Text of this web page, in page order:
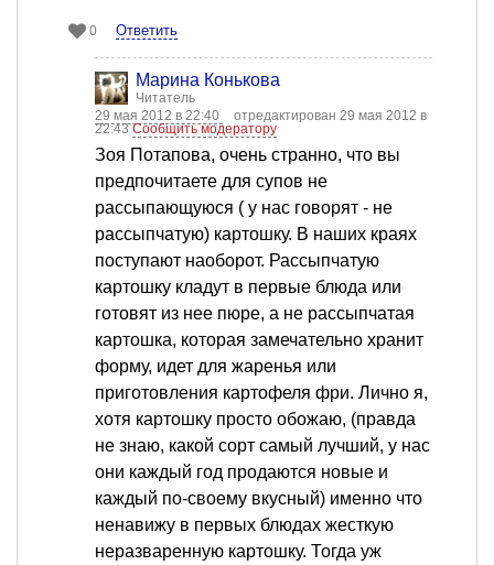
0 Ответить
Марина Конькова
Читатель
29 мая 2012 в 22:40
отредактирован 29 мая 2012 в
22:43Сообщить модератору
Зоя Потапова, очень странно, что вы
предпочитаете для супов не
рассыпающуюся ( у нас говорят - не
рассыпчатую) картошку. В наших краях
поступают наоборот. Рассыпчатую
картошку кладут в первые блюда или
готовят из нее пюре, а не рассыпчатая
картошка, которая замечательно хранит
форму, идет для жаренья или
приготовления картофеля фри. Лично я,
хотя картошку просто обожаю, (правда
не знаю, какой сорт самый лучший, у нас
они каждый год продаются новые и
каждый по-своему вкусный) именно что
ненавижу в первых блюдах жесткую
неразваренную картошку. Тогда уж